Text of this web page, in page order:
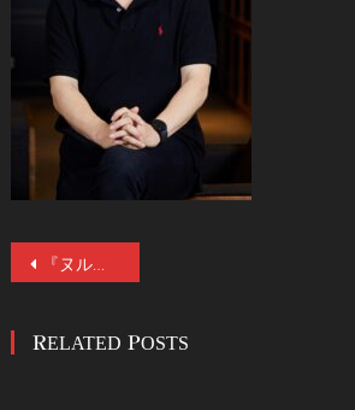
投
ナ
『ヌルボムガーデン』公開記念！ク・テジン監督単独インタビュー！「『女神の継承』などのプロデューサー時代に培った“得体のしれない恐怖”」
RELATED POSTS